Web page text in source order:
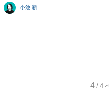
小池 新
4 /4